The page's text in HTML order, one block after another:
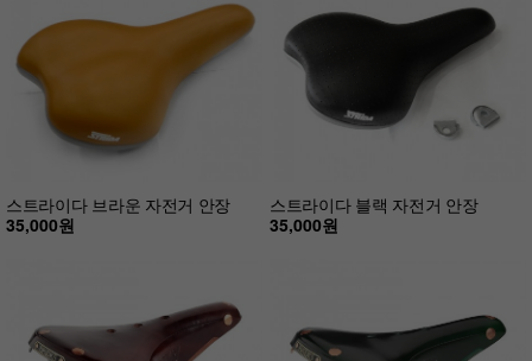
스트라이다 브라운 자전거 안장
35,000원
스트라이다 블랙 자전거 안장
35,000원